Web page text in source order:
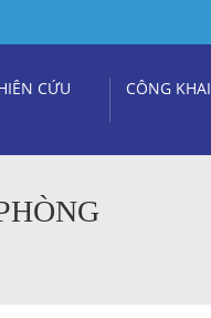
CỨU CÔNG